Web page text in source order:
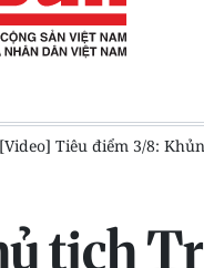
điểm 3/8: Khủng
tịch